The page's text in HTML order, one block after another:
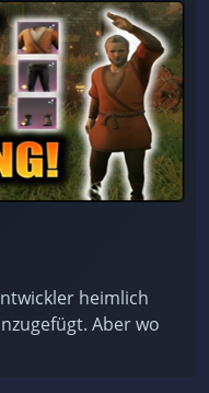
heimlich
Aber wo